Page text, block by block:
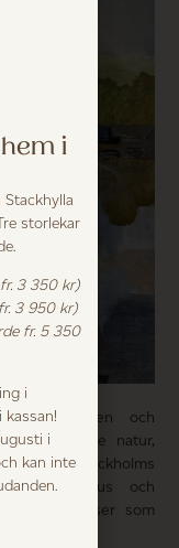
ljuset, färgen och
prunkande natur,
fält, Stockholms
skiftande ljus och
och platser som
i
storlekar
3 350 kr)
3 950 kr)
fr. 5 350
i
kassan!
i
kan inte